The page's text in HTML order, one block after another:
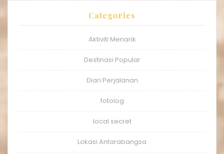
Categories
Aktiviti Menarik
Destinasi Popular
Diari Perjalanan
fotolog
local secret
Lokasi Antarabangsa